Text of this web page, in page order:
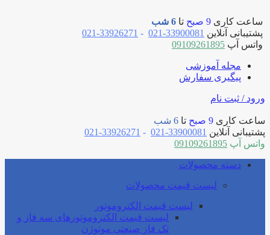
ساعت کاری 9 صبح تا 6 شب
پشتیبانی آنلاین 33900081-021
-
33926271-021
واتس آپ 09109261895
مجله آموزشی
پیگیری سفارش
ورود / ثبت نام
ساعت کاری 9 صبح تا 6 شب
پشتیبانی آنلاین 33900081-021
-
33926271-021
واتس آپ 09109261895
دسته محصولات
لیست قیمت محصولات
لیست قیمت الکتروموتور
لیست قیمت الکتروموتورهای سه فاز و
تک فاز صنعتی موتوژن